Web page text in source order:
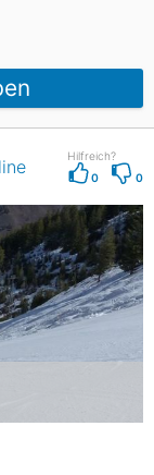
Hilfreich?
0
0